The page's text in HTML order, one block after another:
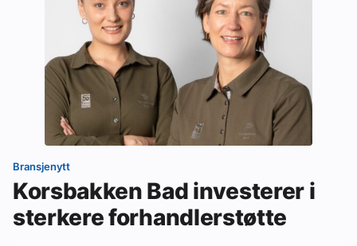
Bransjenytt
Korsbakken Bad investerer i
sterkere forhandlerstøtte